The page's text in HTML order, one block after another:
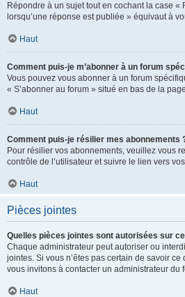
Répondre à un sujet tout en cochant la case «
lorsqu’une réponse est publiée » équivaut à
Haut
Comment puis-je m’abonner à un forum
Vous pouvez vous abonner à un forum
« S’abonner au forum » situé en bas de la
Haut
Comment puis-je résilier mes abonnements
Pour résilier vos abonnements, veuillez vous
contrôle de l’utilisateur et suivre le lien vers
Haut
Pièces jointes
Quelles pièces jointes sont autorisées sur
Chaque administrateur peut autoriser ou
jointes. Si vous n’êtes pas certain de savoir
vous invitons à contacter un administrateur du
Haut